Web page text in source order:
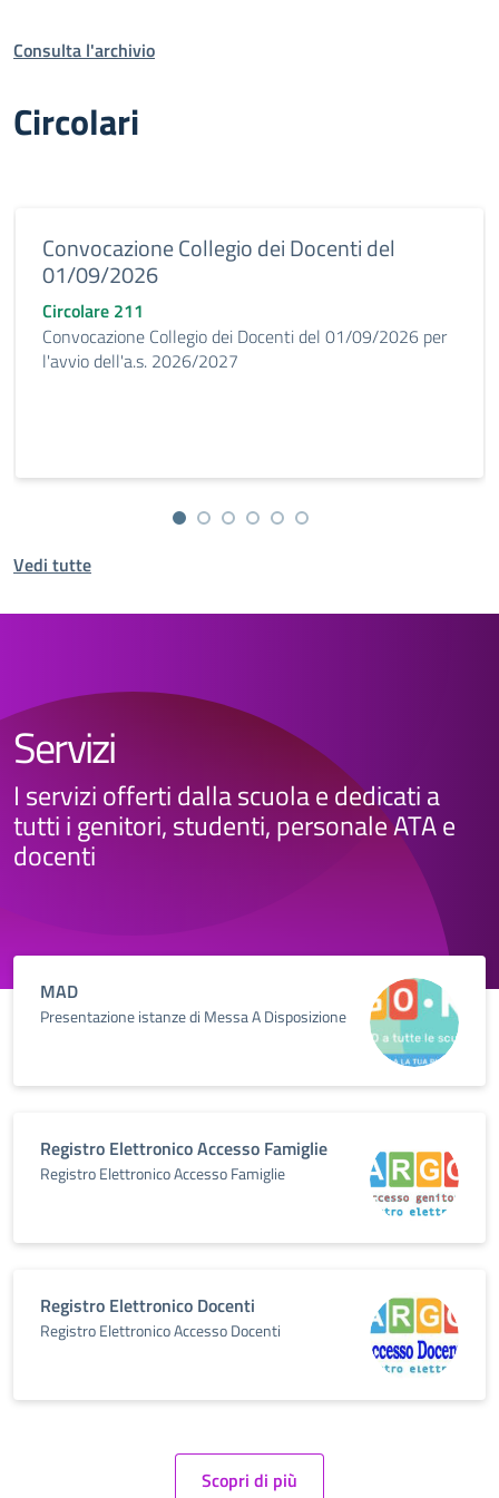
Consulta l'archivio
Circolari
Convocazione Collegio dei Docenti del
01/09/2026
Circolare 211
Convocazione Collegio dei Docenti del 01/09/2026 per
l'avvio dell'a.s. 2026/2027
Vedi tutte
Servizi
I servizi offerti dalla scuola e dedicati a
tutti i genitori, studenti, personale ATA e
docenti
MAD
Presentazione istanze di Messa A Disposizione
Registro Elettronico Accesso Famiglie
Registro Elettronico Accesso Famiglie
Registro Elettronico Docenti
Registro Elettronico Accesso Docenti
Scopri di più